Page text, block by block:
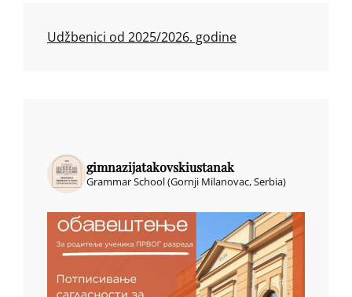
Udžbenici od 2025/2026. godine
gimnazijatakovskiustanak
Grammar School (Gornji Milanovac, Serbia)